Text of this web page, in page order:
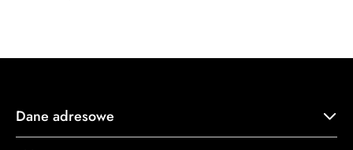
Dane adresowe